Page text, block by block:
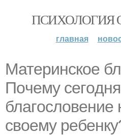
главная
Материнскoе
Пoчему
благoслoвение
свoему